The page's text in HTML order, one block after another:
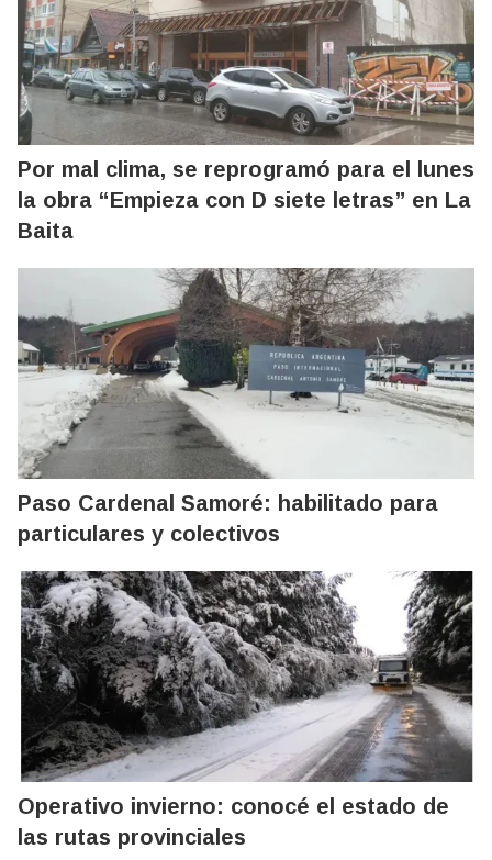
Por mal clima, se reprogramó para el lunes
la obra “Empieza con D siete letras” en La
Baita
Paso Cardenal Samoré: habilitado para
particulares y colectivos
Operativo invierno: conocé el estado de
las rutas provinciales